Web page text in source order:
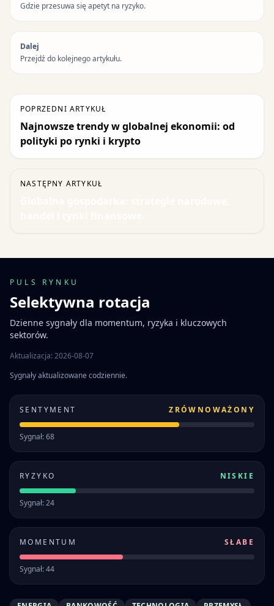
Gdzie przesuwa się apetyt na ryzyko.
Dalej
Przejdź do kolejnego artykułu.
POPRZEDNI ARTYKUŁ
Najnowsze trendy w globalnej ekonomii: od
polityki po rynki i krypto
NASTĘPNY ARTYKUŁ
PULS RYNKU
Selektywna rotacja
Dzienne sygnały dla momentum, ryzyka i kluczowych
sektorów.
Aktualizacja: 2026-08-07
Sygnały aktualizowane codziennie.
SENTYMENT ZRÓWNOWAŻONY
Sygnał: 68
RYZYKO NISKIE
Sygnał: 24
MOMENTUM SŁABE
Sygnał: 44